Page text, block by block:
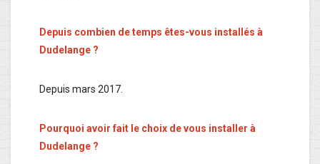
Depuis combien de temps êtes-vous installés à
Dudelange ?
Depuis mars 2017.
Pourquoi avoir fait le choix de vous installer à
Dudelange ?